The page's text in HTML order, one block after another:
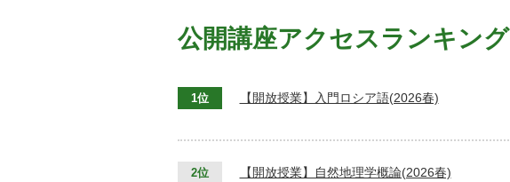
公開講座アクセスランキング
1位 【開放授業】入門ロシア語(2026春)
2位 【開放授業】自然地理学概論(2026春)